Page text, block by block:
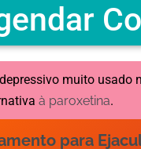
muito usado
à paroxetina.
para